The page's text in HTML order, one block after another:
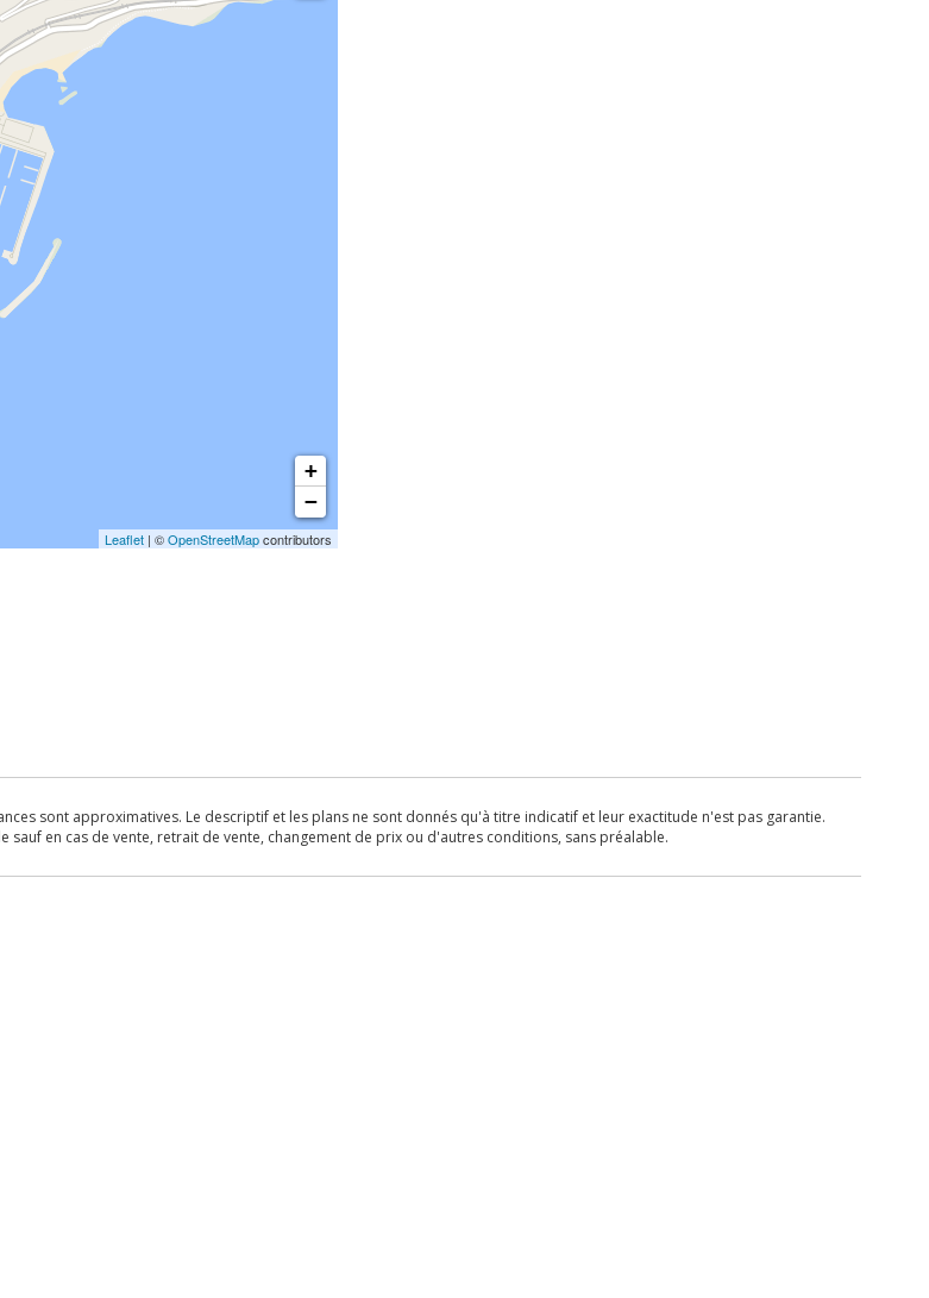
+
−
Leaflet | ©OpenStreetMapcontributors
sont approximatives. Le descriptif et les plans ne sont donnés qu'à titre indicatif et leur exactitude n'est pas garantie.
en cas de vente, retrait de vente, changement de prix ou d'autres conditions, sans préalable.